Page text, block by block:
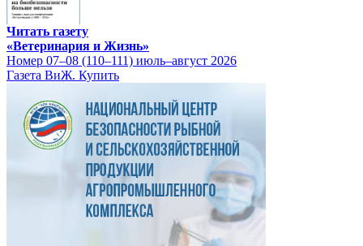
Читать газету
«Ветеринария и Жизнь»
Номер 07–08 (110–111) июль–август 2026
Газета ВиЖ. Купить